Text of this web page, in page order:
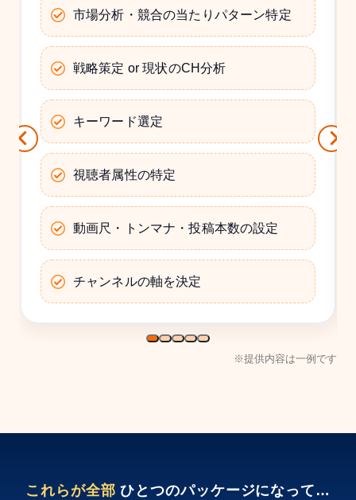
市場分析・競合の当たりパターン特定
戦略策定 or 現状のCH分析
キーワード選定
視聴者属性の特定
動画尺・トンマナ・投稿本数の設定
チャンネルの軸を決定
※提供内容は一例です
これらが全部 ひとつのパッケージになって…